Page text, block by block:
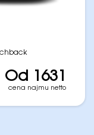
Od 1631
cena najmu netto